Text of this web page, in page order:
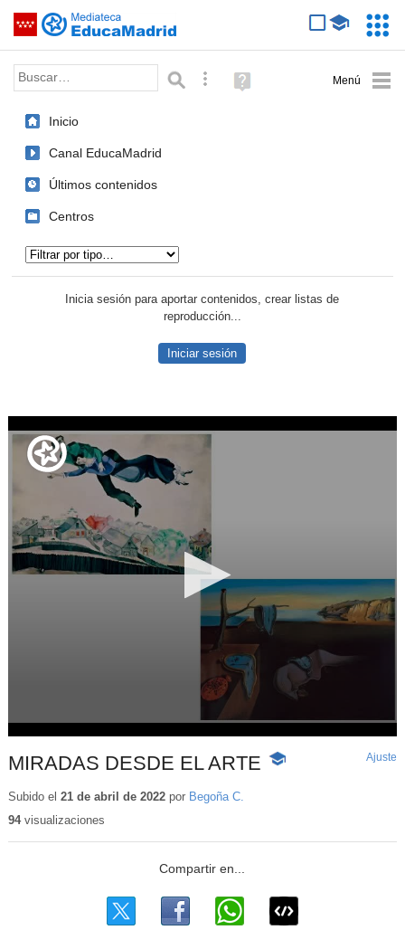
Saltar navegación
Palabra o frase: Búsqueda avanzada
Ayuda
(en
Inicio
Canal EducaMadrid
Últimos contenidos
Centros
Inicia sesión para aportar contenidos, crear listas de
reproducción...
Iniciar sesión
MIRADAS DESDE EL ARTE
-
Ajuste
Subido el 21 de abril de 2022por Begoña C.
94visualizaciones